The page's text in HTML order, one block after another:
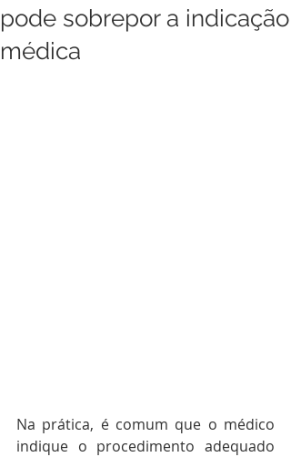
pode sobrepor a indicação
médica
Na prática, é comum que o médico
indique o procedimento adequado